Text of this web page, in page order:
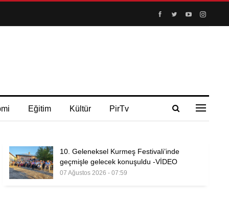
Eğitim Kültür PirTv
10. Geleneksel Kurmeş Festivali’inde
geçmişle gelecek konuşuldu -VİDEO
07 Ağustos 2026 - 07:59